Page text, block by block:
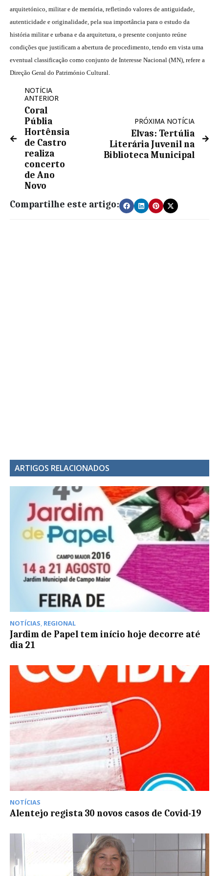
arquitetónico, militar e de memória, refletindo valores de antiguidade,
autenticidade e originalidade, pela sua importância para o estudo da
história militar e urbana e da arquitetura, o presente conjunto reúne
condições que justificam a abertura de procedimento, tendo em vista uma
eventual classificação como conjunto de Interesse Nacional (MN), refere a
Direção Geral do Património Cultural.
NOTÍCIA
ANTERIOR
Coral
Públia
Hortênsia
de Castro
realiza
concerto
de Ano
Novo
PRÓXIMA NOTÍCIA
Elvas: Tertúlia
Literária Juvenil na
Biblioteca Municipal
Compartilhe este artigo:
ARTIGOS RELACIONADOS
NOTÍCIAS, REGIONAL
Jardim de Papel tem início hoje decorre até
dia 21
NOTÍCIAS
Alentejo regista 30 novos casos de Covid-19